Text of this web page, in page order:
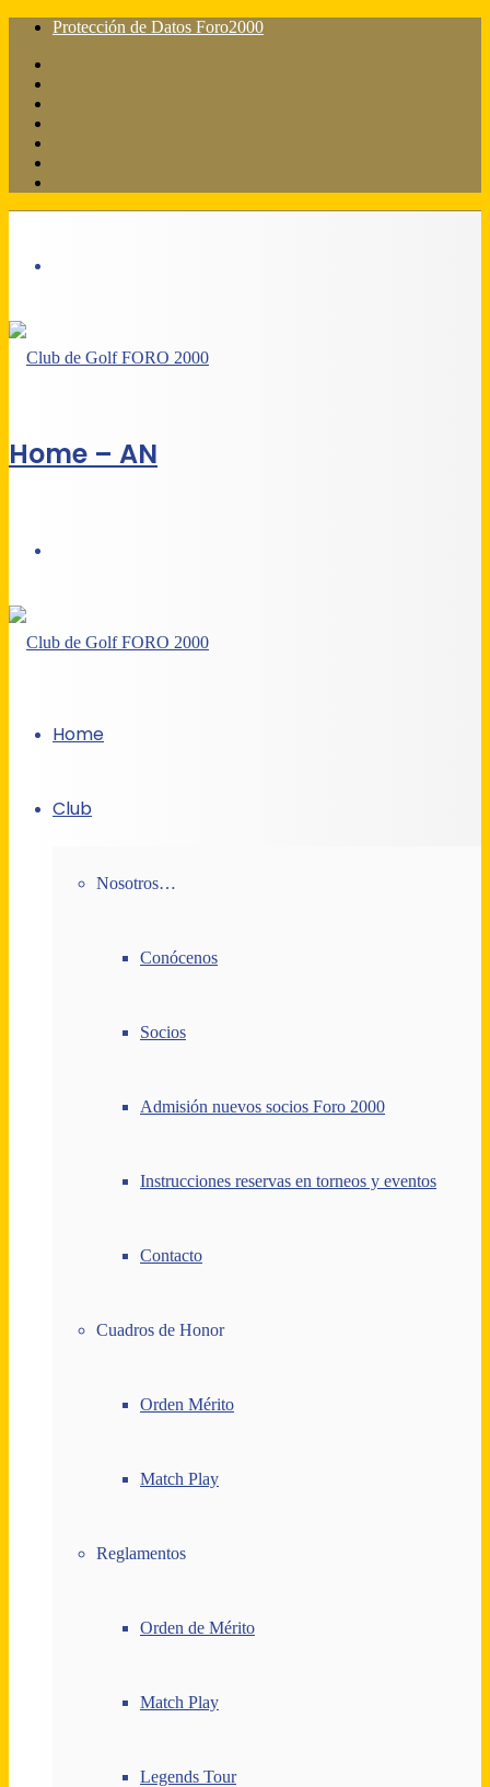
Protección de Datos Foro2000
Home – AN
Home
Club
Nosotros…
Conócenos
Socios
Admisión nuevos socios Foro 2000
Instrucciones reservas en torneos y eventos
Contacto
Cuadros de Honor
Orden Mérito
Match Play
Reglamentos
Orden de Mérito
Match Play
Legends Tour